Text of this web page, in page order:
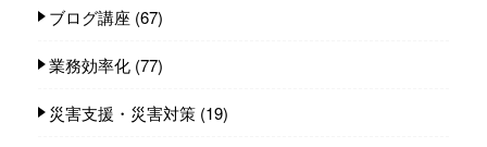
ブログ講座 (67)
業務効率化 (77)
災害支援・災害対策 (19)